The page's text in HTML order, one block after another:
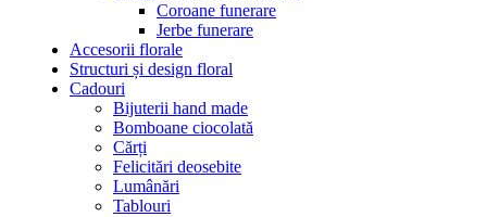
Coroane funerare
Jerbe funerare
Accesorii florale
Structuri și design floral
Cadouri
Bijuterii hand made
Bomboane ciocolată
Cărți
Felicitări deosebite
Lumânări
Tablouri